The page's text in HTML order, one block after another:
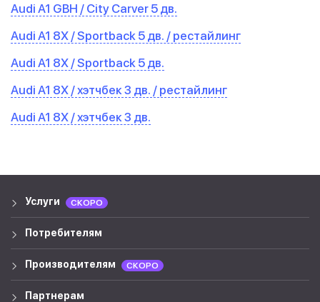
Audi A1 GBH / City Carver 5 дв.
Audi A1 8X / Sportback 5 дв. / рестайлинг
Audi A1 8X / Sportback 5 дв.
Audi A1 8X / хэтчбек 3 дв. / рестайлинг
Audi A1 8X / хэтчбек 3 дв.
Услуги СКОРО
Потребителям
Производителям СКОРО
Партнерам